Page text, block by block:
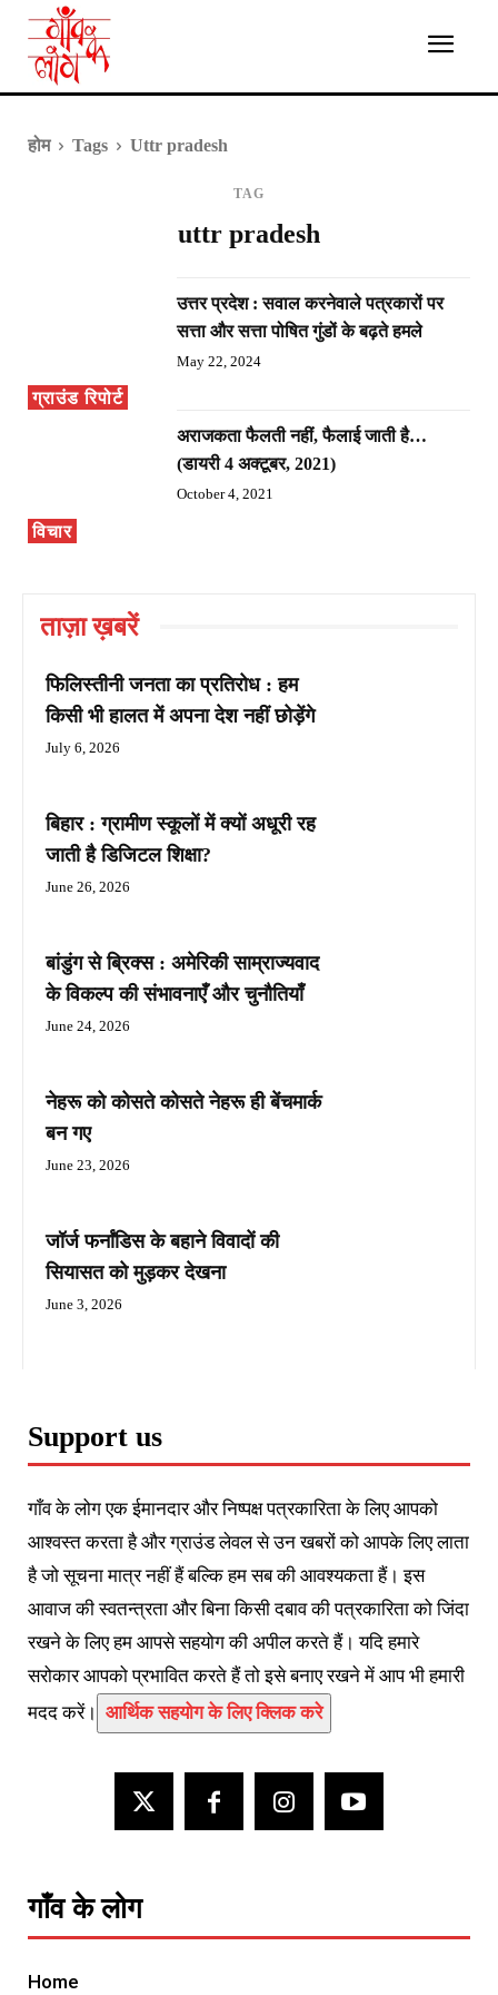
होम Tags Uttr pradesh
TAG
uttr pradesh
ग्राउंड रिपोर्ट
उत्तर प्रदेश : सवाल करनेवाले पत्रकारों पर
सत्ता और सत्ता पोषित गुंडों के बढ़ते हमले
May 22, 2024
विचार
अराजकता फैलती नहीं, फैलाई जाती है…
(डायरी 4 अक्टूबर, 2021)
October 4, 2021
ताज़ा ख़बरें
फिलिस्तीनी जनता का प्रतिरोध : हम
किसी भी हालत में अपना देश नहीं छोड़ेंगे
July 6, 2026
बिहार : ग्रामीण स्कूलों में क्यों अधूरी रह
जाती है डिजिटल शिक्षा?
June 26, 2026
बांडुंग से ब्रिक्स : अमेरिकी साम्राज्यवाद
के विकल्प की संभावनाएँ और चुनौतियाँ
June 24, 2026
नेहरू को कोसते कोसते नेहरू ही बेंचमार्क
बन गए
June 23, 2026
जॉर्ज फर्नांडिस के बहाने विवादों की
सियासत को मुड़कर देखना
June 3, 2026
Support us
गाँव के लोग एक ईमानदार और निष्पक्ष पत्रकारिता के लिए आपको
आश्वस्त करता है और ग्राउंड लेवल से उन खबरों को आपके लिए लाता
है जो सूचना मात्र नहीं हैं बल्कि हम सब की आवश्यकता हैं। इस
आवाज की स्वतन्त्रता और बिना किसी दबाव की पत्रकारिता को जिंदा
रखने के लिए हम आपसे सहयोग की अपील करते हैं। यदि हमारे
सरोकार आपको प्रभावित करते हैं तो इसे बनाए रखने में आप भी हमारी
मदद करें। आर्थिक सहयोग के लिए क्लिक करे
गाँव के लोग
Home